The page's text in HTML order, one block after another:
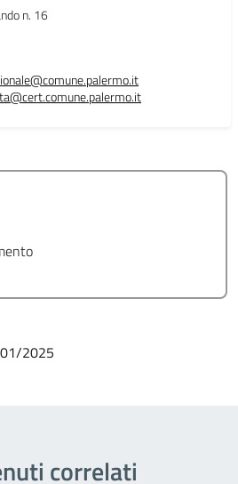
n. 16
2025
correlati